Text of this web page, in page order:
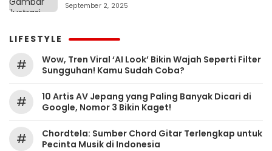
September 2, 2025
LIFESTYLE
#
Wow, Tren Viral ‘AI Look’ Bikin Wajah Seperti Filter
Sungguhan! Kamu Sudah Coba?
#
10 Artis AV Jepang yang Paling Banyak Dicari di
Google, Nomor 3 Bikin Kaget!
#
Chordtela: Sumber Chord Gitar Terlengkap untuk
Pecinta Musik di Indonesia